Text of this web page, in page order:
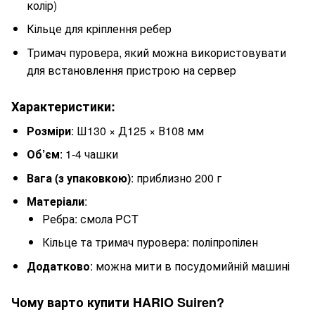
колір)
Кільце для кріплення ребер
Тримач пуровера, який можна використовувати
для встановлення пристрою на сервер
Характеристики:
Розміри: Ш130 × Д125 × В108 мм
Об’єм: 1-4 чашки
Вага (з упаковкою): приблизно 200 г
Матеріали:
Ребра: смола PCT
Кільце та тримач пуровера: поліпропілен
Додатково: можна мити в посудомийній машині
Чому варто купити HARIO Suiren?